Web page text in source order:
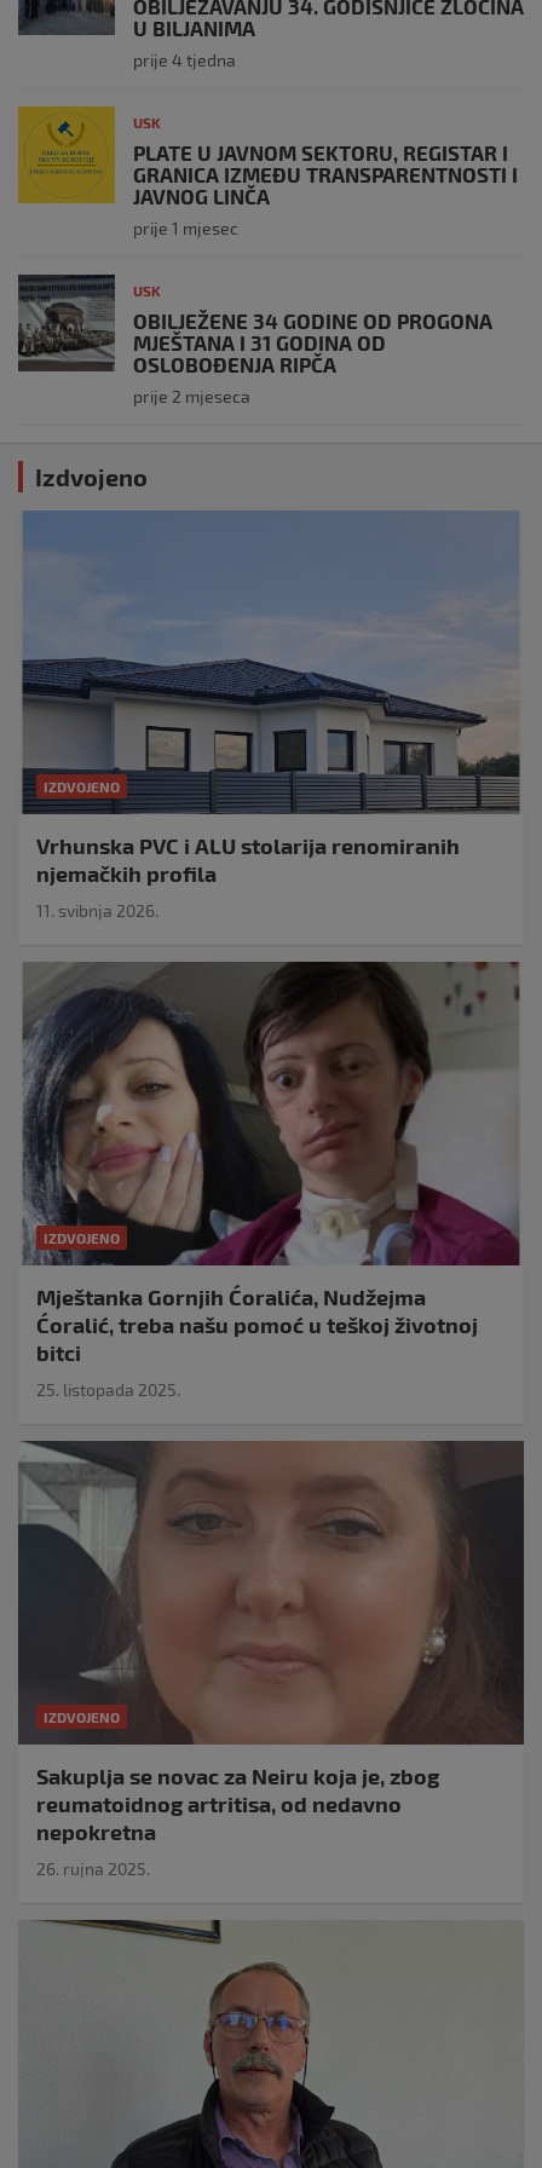
OBILJEŽAVANJU 34. GODIŠNJICE ZLOČINA
U BILJANIMA
prije 4 tjedna
USK
PLATE U JAVNOM SEKTORU, REGISTAR I
GRANICA IZMEĐU TRANSPARENTNOSTI I
JAVNOG LINČA
prije 1 mjesec
USK
OBILJEŽENE 34 GODINE OD PROGONA
MJEŠTANA I 31 GODINA OD
OSLOBOĐENJA RIPČA
prije 2 mjeseca
Izdvojeno
IZDVOJENO
Vrhunska PVC i ALU stolarija renomiranih
njemačkih profila
11. svibnja 2026.
IZDVOJENO
Mještanka Gornjih Ćoralića, Nudžejma
Ćoralić, treba našu pomoć u teškoj životnoj
bitci
25. listopada 2025.
IZDVOJENO
Sakuplja se novac za Neiru koja je, zbog
reumatoidnog artritisa, od nedavno
nepokretna
26. rujna 2025.